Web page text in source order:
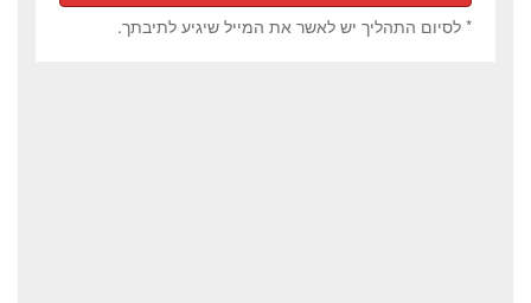
* לסיום התהליך יש לאשר את המייל שיגיע לתיבתך.